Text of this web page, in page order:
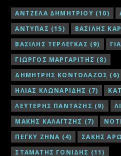
ΑΝΤΖΕΛΑ ΔΗΜΗΤΡΙΟΥ (10)
ΑΝΤΥΠΑΣ (15) ΒΑΣΙΛΗΣ
ΒΑΣΙΛΗΣ ΤΕΡΛΕΓΚΑΣ (9)
ΓΙΩΡΓΟΣ ΜΑΡΓΑΡΙΤΗΣ (8)
ΔΗΜΗΤΡΗΣ ΚΟΝΤΟΛΑΖΟΣ (6)
ΗΛΙΑΣ ΚΛΩΝΑΡΙΔΗΣ (7)
ΛΕΥΤΕΡΗΣ ΠΑΝΤΑΖΗΣ (9)
ΜΑΚΗΣ ΚΑΛΑΪΤΖΗΣ (7)
ΠΕΓΚΥ ΖΗΝΑ (4) ΣΑΚΗΣ
ΣΤΑΜΑΤΗΣ ΓΟΝΙΔΗΣ (11)